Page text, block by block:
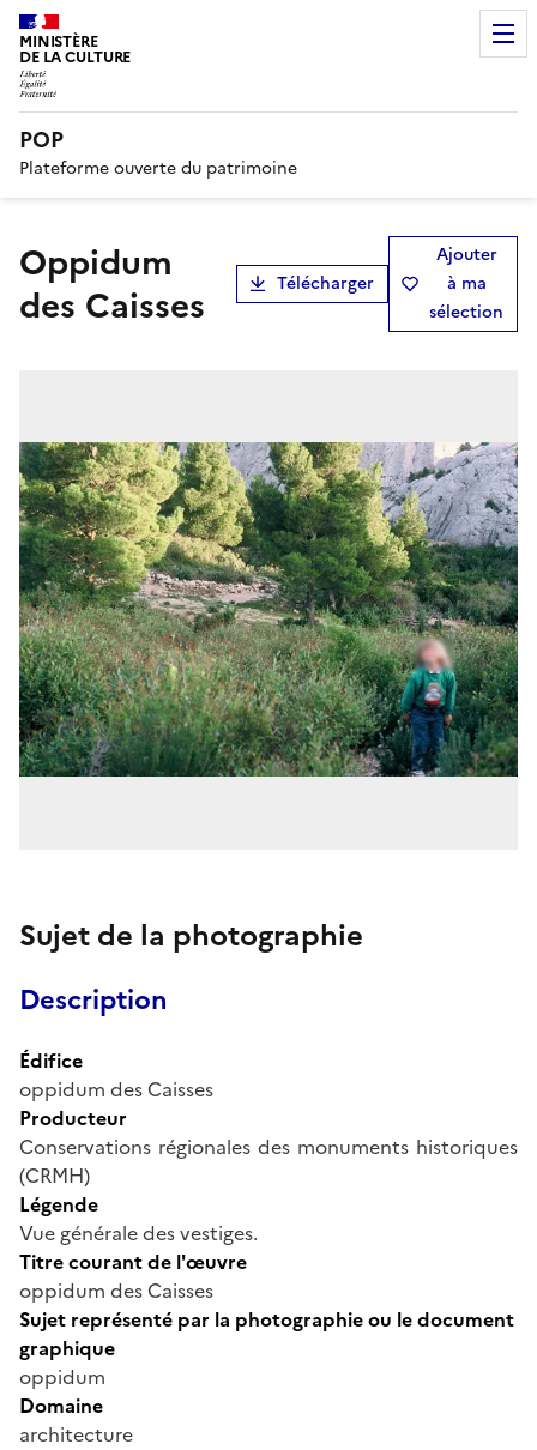
MINISTÈRE
DE LA CULTURE
POP
Plateforme ouverte du patrimoine
oppidum
des Caisses
Télécharger
Ajouter
à ma
sélection
Sujet de la photographie
Description
Édifice
oppidum des Caisses
Producteur
Conservations régionales des monuments historiques
(CRMH)
Légende
Vue générale des vestiges.
Titre courant de l'œuvre
oppidum des Caisses
Sujet représenté par la photographie ou le document
graphique
oppidum
Domaine
architecture